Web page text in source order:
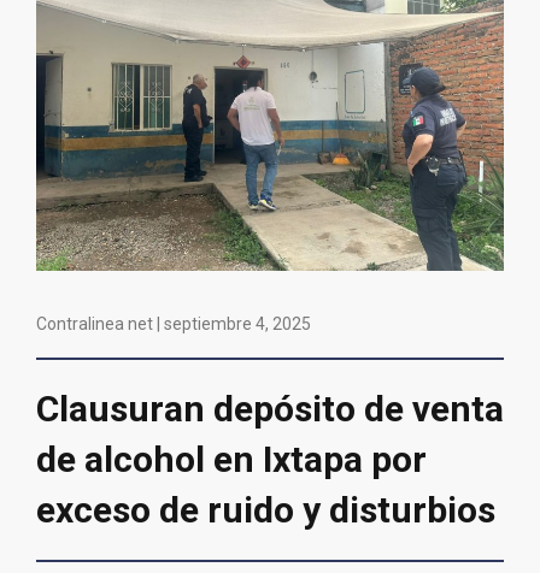
Contralinea net | septiembre 4, 2025
Clausuran depósito de venta
de alcohol en Ixtapa por
exceso de ruido y disturbios